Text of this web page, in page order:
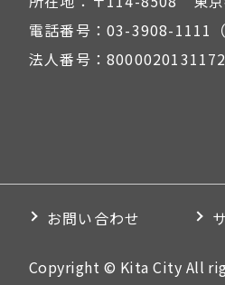
電話番号： 03-3908-1111
法人番号： 8000020131172
お問い合わせ
Copyright © Kita City All